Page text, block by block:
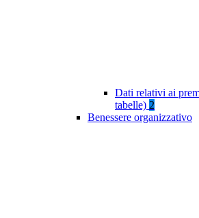
Dati relativi ai
tabelle) 2
Benessere organizzativo